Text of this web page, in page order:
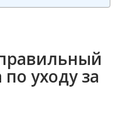
уходу за